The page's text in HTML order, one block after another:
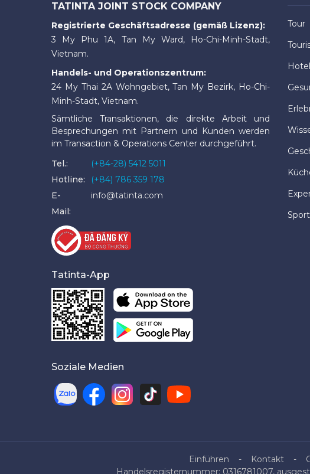
TATINTA JOINT STOCK COMPANY
Registrierte Geschäftsadresse (gemäß Lizenz):
3 My Phu 1A, Tan My Ward, Ho-Chi-Minh-Stadt,
Vietnam.
Handels- und Operationszentrum:
24 My Thai 2A Wohngebiet, Tan My Bezirk, Ho-Chi-
Minh-Stadt, Vietnam.
Sämtliche Transaktionen, die direkte Arbeit und
Besprechungen mit Partnern und Kunden werden
im Transaction & Operations Center durchgeführt.
Tel.:
(+84-28) 5412 5011
Hotline:
(+84) 786 359 178
E-
Mail:
info@tatinta.com
Tatinta-App
Soziale Medien
Tour
Einführen Kontakt
Handelsregisternummer: 0316781007,